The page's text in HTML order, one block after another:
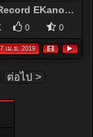
New World Record EKanooRacing's ES1XXX 991 Turbo S Runs 8.55@263KM/H
0 0
เม.ย. 2019
ต่อไป >